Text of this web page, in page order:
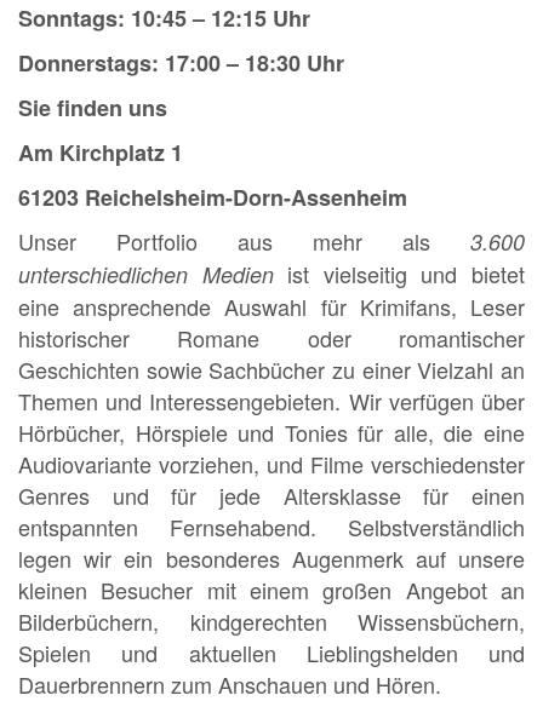
Sonntags: 10:45 – 12:15 Uhr
Donnerstags: 17:00 – 18:30 Uhr
Sie finden uns
Am Kirchplatz 1
61203 Reichelsheim-Dorn-Assenheim
Unser Portfolio aus mehr als 3.600
unterschiedlichen Medienist vielseitig und bietet
eine ansprechende Auswahl für Krimifans, Leser
historischer Romane oder romantischer
Geschichten sowie Sachbücher zu einer Vielzahl an
Themen und Interessengebieten. Wir verfügen über
Hörbücher, Hörspiele und Tonies für alle, die eine
Audiovariante vorziehen, und Filme verschiedenster
Genres und für jede Altersklasse für einen
entspannten Fernsehabend. Selbstverständlich
legen wir ein besonderes Augenmerk auf unsere
kleinen Besucher mit einem großen Angebot an
Bilderbüchern, kindgerechten Wissensbüchern,
Spielen und aktuellen Lieblingshelden und
Dauerbrennern zum Anschauen und Hören.